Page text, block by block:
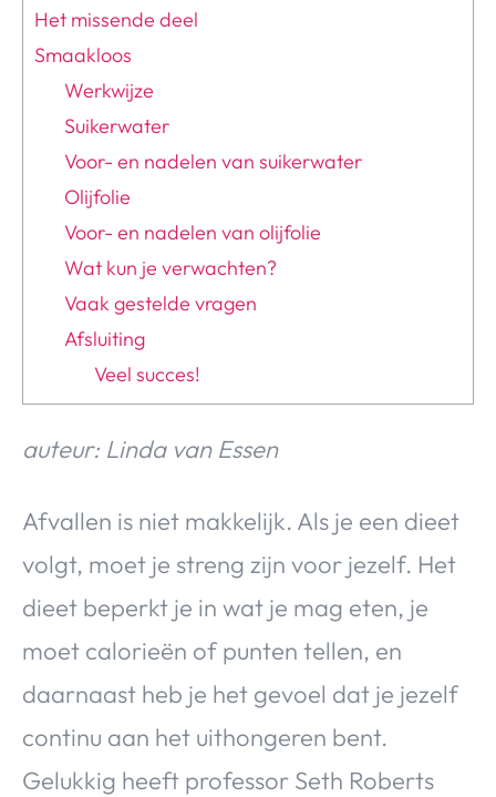
Het missende deel
Smaakloos
Werkwijze
Suikerwater
Voor- en nadelen van suikerwater
Olijfolie
Voor- en nadelen van olijfolie
Wat kun je verwachten?
Vaak gestelde vragen
Afsluiting
Veel succes!
auteur: Linda van Essen
Afvallen is niet makkelijk. Als je een dieet
volgt, moet je streng zijn voor jezelf. Het
dieet beperkt je in wat je mag eten, je
moet calorieën of punten tellen, en
daarnaast heb je het gevoel dat je jezelf
continu aan het uithongeren bent.
Gelukkig heeft professor Seth Roberts